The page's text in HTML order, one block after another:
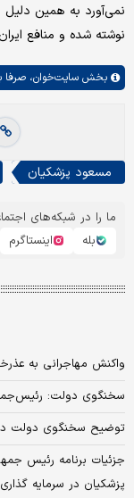
نمی‌آورد به همین
نوشته شده و منافع
بخش سایت‌خوان، صرفا
مسعود پزشکیان
ما را در شبکه‌های
بله
اینستاگرم
واکنش مهاجرانی به
سخنگوی دولت:
توضیح سخنگوی دولت
جزئیات برنامه رئیس
پزشکیان در سرمایه